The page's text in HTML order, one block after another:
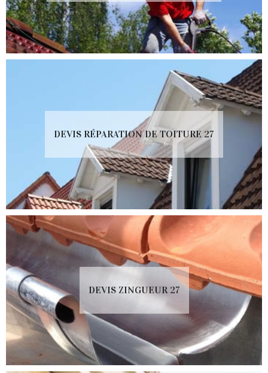
DEVIS RÉPARATION DE TOITURE 27
DEVIS ZINGUEUR 27